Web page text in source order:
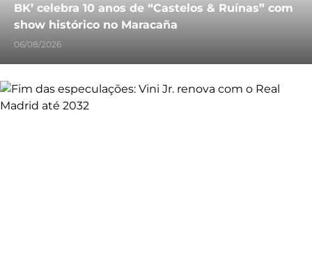
BK’ celebra 10 anos de “Castelos & Ruínas” com
show histórico no Maracaña
06/08/2026